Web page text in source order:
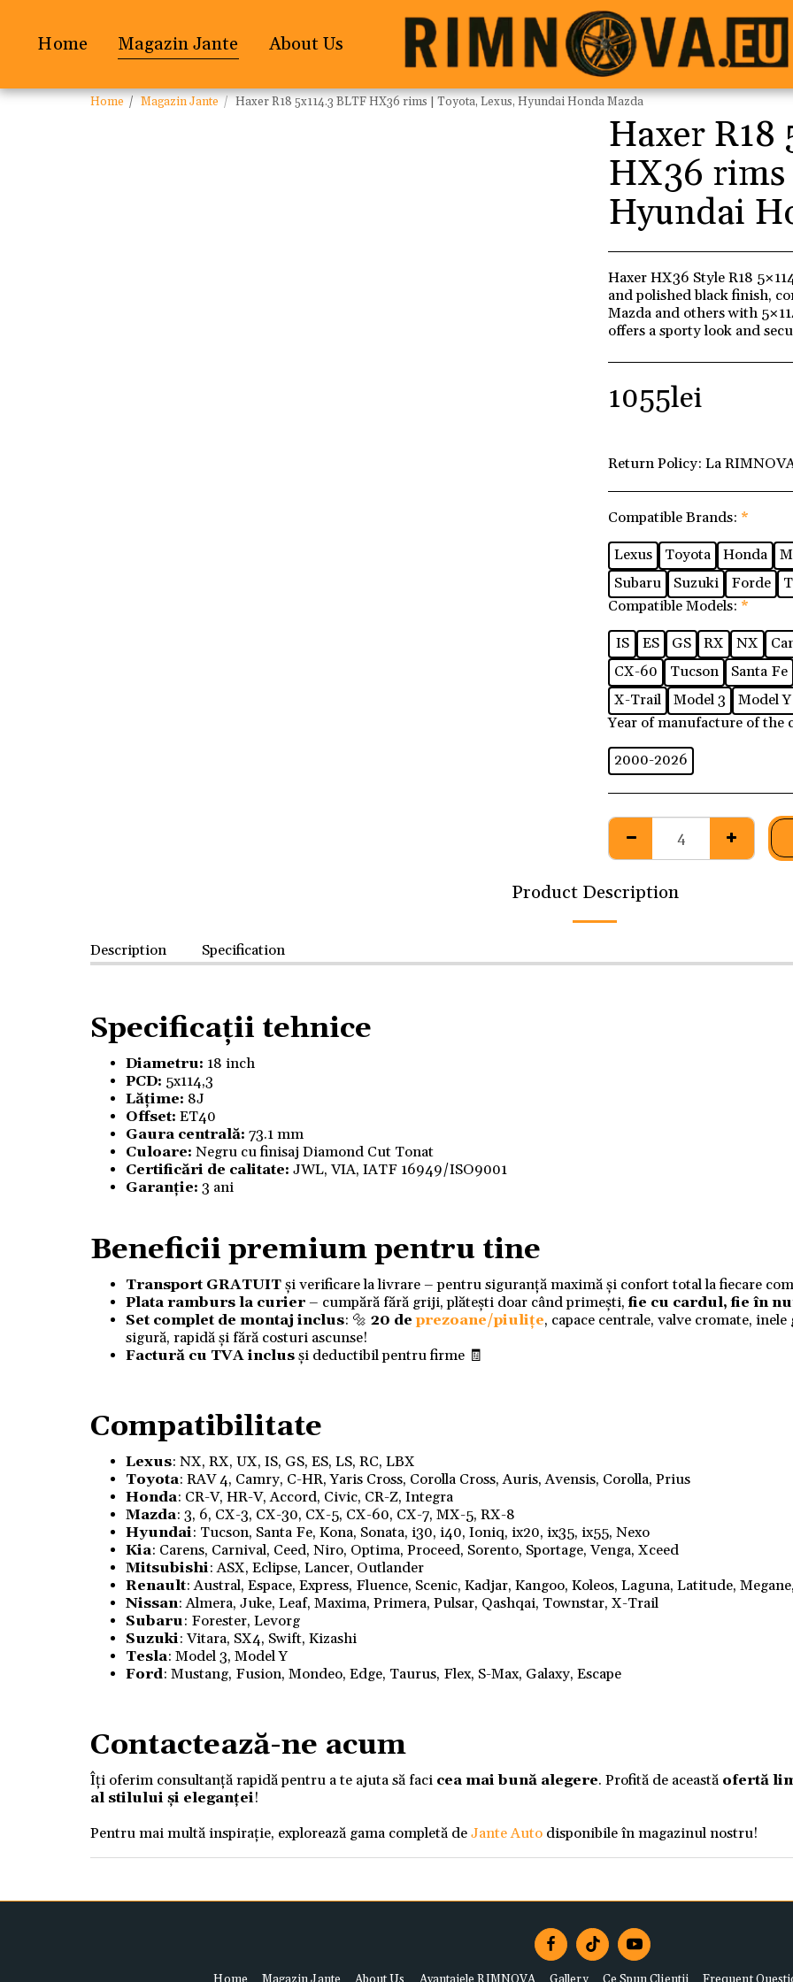
Home Magazin Jante About Us
Home Magazin Jante Haxer R18 5x114.3 BLTF HX36 rims | Toyota, Lexus, Hyundai Honda Mazda
Haxer R18
HX36 rims
Hyundai
Haxer HX36 Style R18
and polished black finish,
Mazda and others with
offers a sporty look and
1055lei
Return Policy: La
Compatible Brands: *
Lexus
Toyota Honda
Subaru
Suzuki Forde
Compatible Models: *
IS
ES GS RX NX
CX-60
Tucson Santa Fe
X-Trail
Model 3 Model Y
Year of manufacture of the
2000-2026
Product Description
Description Specification
Specificații tehnice
Diametru: 18 inch
PCD: 5x114,3
Lățime: 8J
Offset: ET40
Gaura centrală: 73.1 mm
Culoare: Negru cu finisaj Diamond Cut Tonat
Certificări de calitate: JWL, VIA, IATF 16949/ISO9001
Garanție: 3 ani
Beneficii premium pentru tine
Transport GRATUITși verificare la livrare – pentru siguranță maximă și confort total la fiecare
Plata ramburs la curier– cumpără fără griji, plătești doar când primești,fie cu cardul, fie în
Set complet de montaj inclus: 🔩 20 deprezoane/piulițe, capace centrale, valve cromate,
sigură, rapidă și fără costuri ascunse!
Factură cu TVA inclusși deductibil pentru firme 🧾
Compatibilitate
Lexus: NX, RX, UX, IS, GS, ES, LS, RC, LBX
Toyota: RAV 4, Camry, C-HR, Yaris Cross, Corolla Cross, Auris, Avensis, Corolla, Prius
Honda: CR-V, HR-V, Accord, Civic, CR-Z, Integra
Mazda: 3, 6, CX-3, CX-30, CX-5, CX-60, CX-7, MX-5, RX-8
Hyundai: Tucson, Santa Fe, Kona, Sonata, i30, i40, Ioniq, ix20, ix35, ix55, Nexo
Kia: Carens, Carnival, Ceed, Niro, Optima, Proceed, Sorento, Sportage, Venga, Xceed
Mitsubishi: ASX, Eclipse, Lancer, Outlander
Renault: Austral, Espace, Express, Fluence, Scenic, Kadjar, Kangoo, Koleos, Laguna, Latitude,
Nissan: Almera, Juke, Leaf, Maxima, Primera, Pulsar, Qashqai, Townstar, X-Trail
Subaru: Forester, Levorg
Suzuki: Vitara, SX4, Swift, Kizashi
Tesla: Model 3, Model Y
Ford: Mustang, Fusion, Mondeo, Edge, Taurus, Flex, S-Max, Galaxy, Escape
Contactează-ne acum
Îți oferim consultanță rapidă pentru a te ajuta să faci cea mai bună alegere. Profită de această ofertă
al stilului și eleganței!
Pentru mai multă inspirație, explorează gama completă deJante Auto disponibile în magazinul nostru!